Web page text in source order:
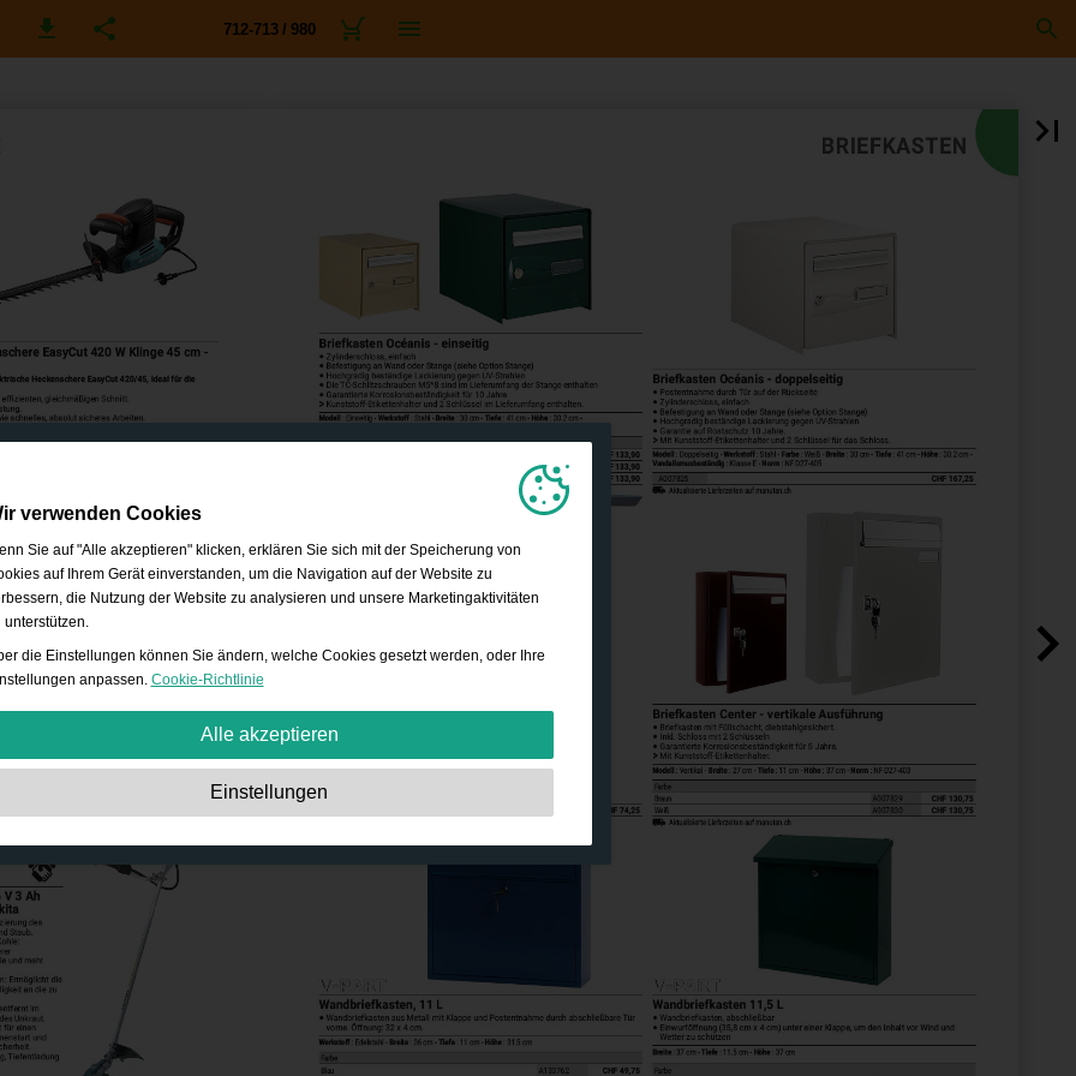
712-713 / 980
verwenden Cookies
Sie auf "Alle akzeptieren" klicken, erklären Sie sich mit der Speicherung von
auf Ihrem Gerät einverstanden, um die Navigation auf der Website zu
die Nutzung der Website zu analysieren und unsere Marketingaktivitäten
unterstützen.
die Einstellungen können Sie ändern, welche Cookies gesetzt werden, oder Ihre
anpassen. Cookie-Richtlinie
Alle akzeptieren
Diese Cookies sind essenziell, um grundlegende
Funktionen wie die Navigation, das Gewähren von Zugriff auf gesicherte Inhalte
Leistung:
zu erfassen und zu verstehen, wie die Website benutzt wird. Wir verwenden diese
Informationen zur Verbesserung der Performance. Alle gesammelten Informationen
werden aggregiert und sind daher anonym.
Funktionalität:
Diese Cookies ermöglichen es der Website, erweiterte Funktionen
und Personalisierungsoptionen anzubieten. z.B. Auswahl der Schriftgröße, etc.
Einstellungen